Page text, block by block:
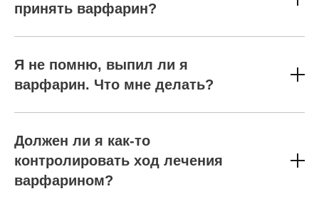
принять варфарин?
Я не помню, выпил ли я
варфарин. Что мне делать?
Должен ли я как-то
контролировать ход лечения
варфарином?